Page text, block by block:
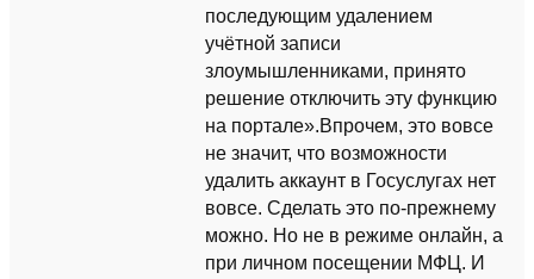
последующим удалением
учётной записи
злоумышленниками, принято
решение отключить эту функцию
на портале».Впрочем, это вовсе
не значит, что возможности
удалить аккаунт в Госуслугах нет
вовсе. Сделать это по-прежнему
можно. Но не в режиме онлайн, а
при личном посещении МФЦ. И